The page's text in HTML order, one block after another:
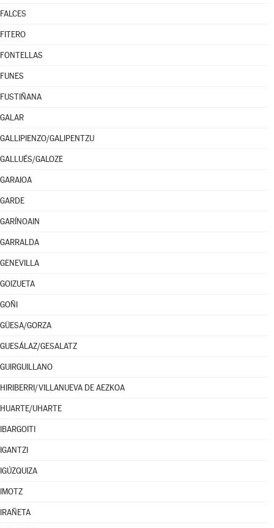
FALCES
FITERO
FONTELLAS
FUNES
FUSTIÑANA
GALAR
GALLIPIENZO/GALIPENTZU
GALLUÉS/GALOZE
GARAIOA
GARDE
GARÍNOAIN
GARRALDA
GENEVILLA
GOIZUETA
GOÑI
GÜESA/GORZA
GUESÁLAZ/GESALATZ
GUIRGUILLANO
HIRIBERRI/VILLANUEVA DE AEZKOA
HUARTE/UHARTE
IBARGOITI
IGANTZI
IGÚZQUIZA
IMOTZ
IRAÑETA